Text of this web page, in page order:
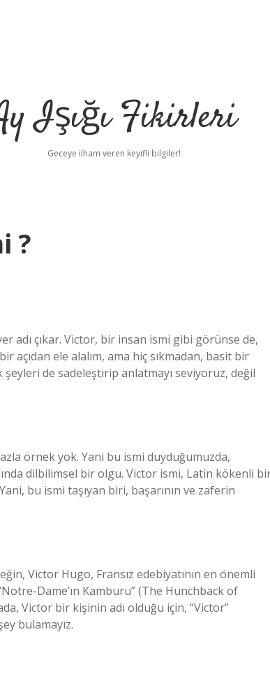
Işığı Fikirleri
Geceye ilham veren keyifli bilgiler!
?
adı çıkar. Victor, bir insan ismi gibi görünse de,
ele alalım, ama hiç sıkmadan, basit bir
şeyleri de sadeleştirip anlatmayı seviyoruz, değil
örnek yok. Yani bu ismi duyduğumuzda,
dilbilimsel bir olgu. Victor ismi, Latin kökenli
bu ismi taşıyan biri, başarının ve zaferin
Victor Hugo, Fransız edebiyatının en önemli
Dame’ın Kamburu” (The Hunchback of
Victor bir kişinin adı olduğu için, “Victor”
bulamayız.